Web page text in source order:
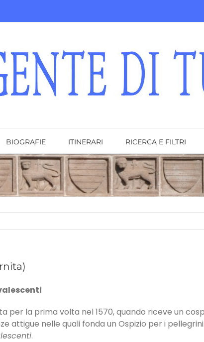
BIOGRAFIE ITINERARI RICERCA E FILTRI
per la prima volta nel 1570, quando riceve un
attigue nelle quali fonda un Ospizio per i
.